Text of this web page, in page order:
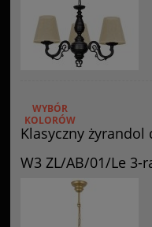
Klasyczny żyrandol
W3 ZL/AB/01/Le 3-
WYBÓR
KOLORÓW